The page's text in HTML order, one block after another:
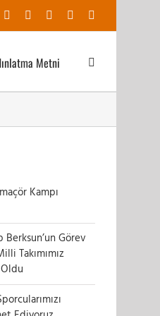
Facebook YouTubeInstagram
Metni
Kampı
Görev
Takımımız